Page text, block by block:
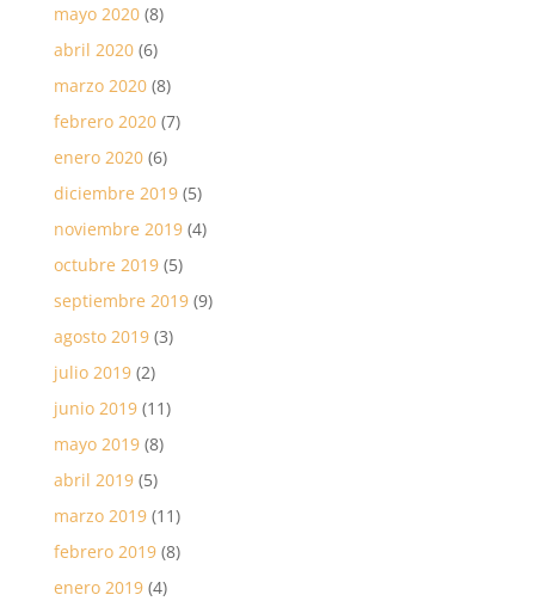
mayo 2020(8)
abril 2020(6)
marzo 2020(8)
febrero 2020(7)
enero 2020(6)
diciembre 2019(5)
noviembre 2019(4)
octubre 2019(5)
septiembre 2019(9)
agosto 2019(3)
julio 2019(2)
junio 2019(11)
mayo 2019(8)
abril 2019(5)
marzo 2019(11)
febrero 2019(8)
enero 2019(4)